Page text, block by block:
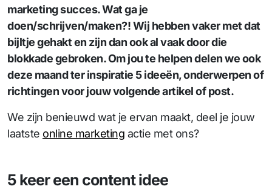
marketing succes. Wat ga je
doen/schrijven/maken?! Wij hebben vaker met dat
bijltje gehakt en zijn dan ook al vaak door die
blokkade gebroken. Om jou te helpen delen we ook
deze maand ter inspiratie 5 ideeën, onderwerpen of
richtingen voor jouw volgende artikel of post.
We zijn benieuwd wat je ervan maakt, deel je jouw
laatste online marketing actie met ons?
5 keer een content idee